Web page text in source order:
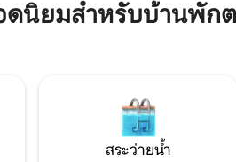
ลินกับหนึ่งในจุด
เอกลักษณ์ที่สุดของ
นิยมสำหรับบ้านพักต
สระว่ายน้ำ